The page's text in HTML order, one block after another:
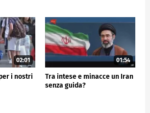
02:01
i nostri
01:54
Tra intese e minacce un Iran
senza guida?